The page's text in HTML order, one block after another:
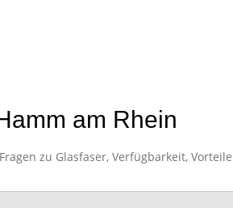
am Rhein
zu Glasfaser, Verfügbarkeit,